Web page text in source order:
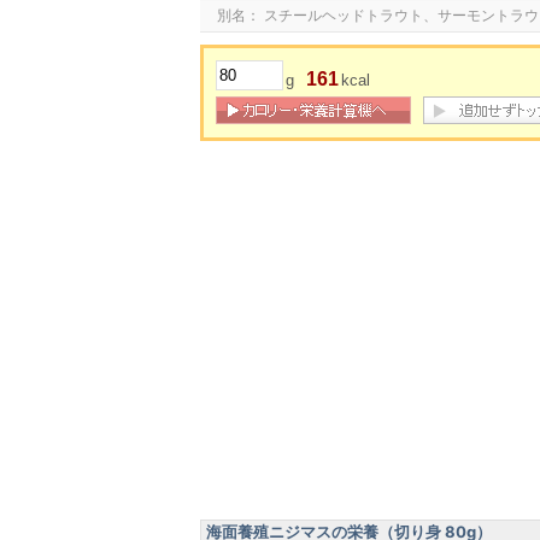
別名： スチールヘッドトラウト、サーモントラ
g 161 kcal
海面養殖ニジマスの栄養（切り身 80g）